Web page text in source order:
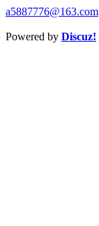
a5887776@163.com
Powered by Discuz!